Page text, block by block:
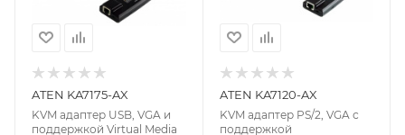
ATEN KA7175-AX
KVM адаптер USB, VGA и
поддержкой Virtual Media
ATEN KA7120-AX
KVM адаптер PS/2, VGA с
поддержкой